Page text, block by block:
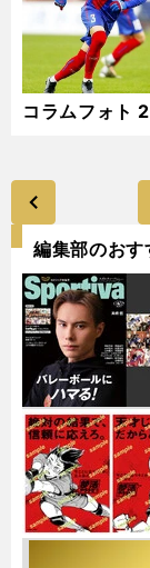
コラムフォト
編集部のおす